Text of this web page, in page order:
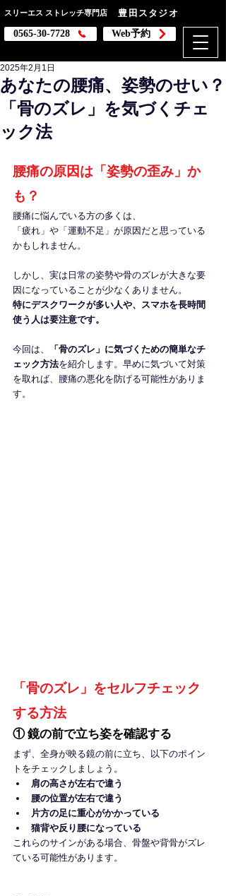
Web予約
スリーエス ストレッチ専門店
豊田スタジオ
0565-30-7728
あなたの腰痛、姿勢のせい？
「骨のズレ」を気づくチェ
ック法
2025年2月1日
腰痛の原因は「姿勢の歪み」か
も？
腰痛に悩んでいる方の多くは、
「疲れ」や「運動不足」が原因だと思っている
かもしれません。
しかし、実は日常の姿勢や骨のズレが大きな要
因になっていることが少なくありません。
特にデスクワークが多い人や、スマホを長時間
使う人は要注意です。
今回は、
「骨のズレ」に気づくための簡単なチ
ェック方法を紹介します。早めに気づいて対策
を取れば、腰痛の悪化を防げる可能性がありま
す。
「骨のズレ」をセルフチェック
する方法
① 鏡の前で立ち姿を確認する
まず、全身が映る鏡の前に立ち、以下のポイン
トをチェックしましょう。
肩の高さが左右で違う
腰の位置が左右で違う
片方の足に重心がかかっている
猫背や反り腰になっている
これらのサインがある場合、骨盤や背骨がズレ
ている可能性があります。